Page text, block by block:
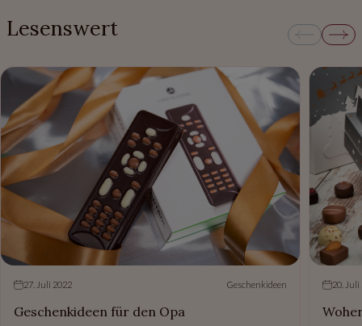
Lesenswert
27. Juli 2022 Geschenkideen
Geschenkideen für den Opa
20. Juli